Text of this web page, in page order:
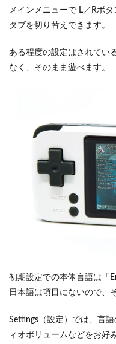
メインメニューで L／Rボ
タブを切り替えできます。
ある程度の設定はされてい
なく、そのまま遊べます。
初期設定での本体言語は「
日本語は項目にないので、
Settings（設定）では、言
ィオボリュームなどをお好